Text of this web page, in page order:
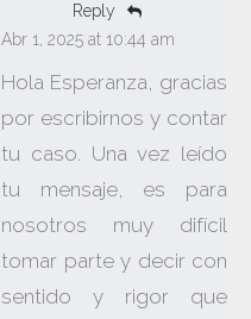
Reply
Abr 1, 2025 at 10:44 am
Hola Esperanza, gracias
por escribirnos y contar
tu caso. Una vez leído
tu mensaje, es para
nosotros muy difícil
tomar parte y decir con
sentido y rigor que